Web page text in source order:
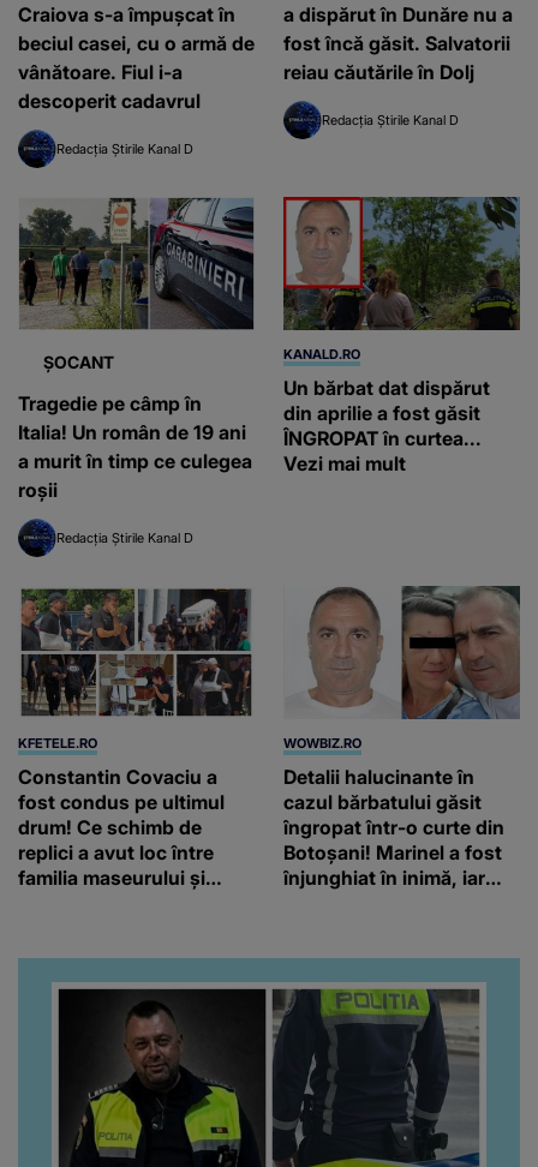
Craiova s-a împușcat în
beciul casei, cu o armă de
vânătoare. Fiul i-a
descoperit cadavrul
Redacția Știrile Kanal D
a dispărut în Dunăre nu a
fost încă găsit. Salvatorii
reiau căutările în Dolj
Redacția Știrile Kanal D
ȘOCANT
Tragedie pe câmp în
Italia! Un român de 19 ani
a murit în timp ce culegea
roșii
Redacția Știrile Kanal D
KANALD.RO
Un bărbat dat dispărut
din aprilie a fost găsit
ÎNGROPAT în curtea...
Vezi mai mult
KFETELE.RO
Constantin Covaciu a
fost condus pe ultimul
drum! Ce schimb de
replici a avut loc între
familia maseurului și
obrazul.”
WOWBIZ.RO
Detalii halucinante în
cazul bărbatului găsit
îngropat într-o curte din
Botoșani! Marinel a fost
înjunghiat în inimă, iar